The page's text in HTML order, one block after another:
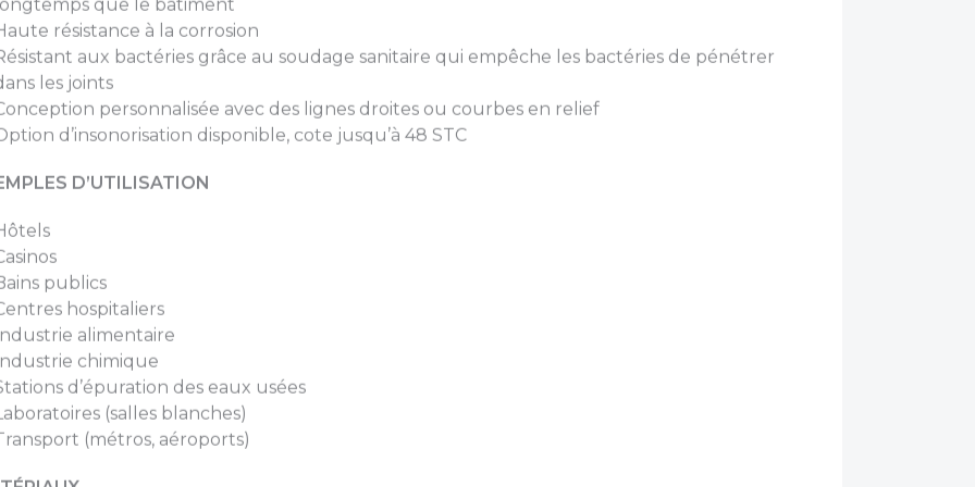
que le bâtiment
résistance à la corrosion
aux bactéries grâce au soudage sanitaire qui empêche les bactéries de pénétrer
les joints
personnalisée avec des lignes droites ou courbes en relief
d’insonorisation disponible, cote jusqu’à 48 STC
D’UTILISATION
publics
hospitaliers
alimentaire
chimique
d’épuration des eaux usées
(salles blanches)
(métros, aéroports)